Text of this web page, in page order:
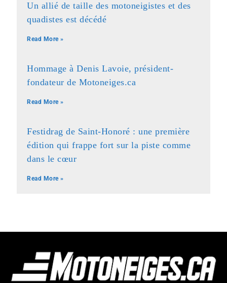
Un allié de taille des motoneigistes et des
quadistes est décédé
Read More »
Hommage à Denis Lavoie, président-
fondateur de Motoneiges.ca
Read More »
Festidrag de Saint-Honoré : une première
édition qui frappe fort sur la piste comme
dans le cœur
Read More »